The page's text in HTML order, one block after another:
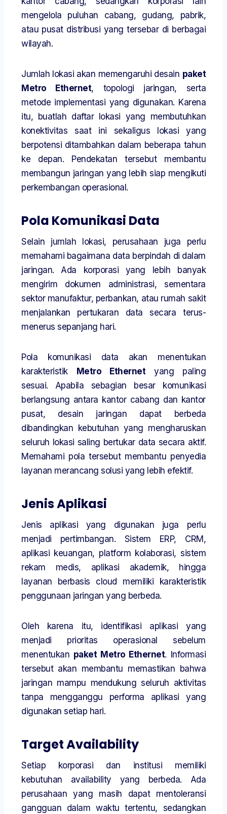
mengelola puluhan cabang, gudang, pabrik,
atau pusat distribusi yang tersebar di berbagai
wilayah.
Jumlah lokasi akan memengaruhi desain paket
Metro Ethernet, topologi jaringan, serta
metode implementasi yang digunakan. Karena
itu, buatlah daftar lokasi yang membutuhkan
konektivitas saat ini sekaligus lokasi yang
berpotensi ditambahkan dalam beberapa tahun
ke depan. Pendekatan tersebut membantu
membangun jaringan yang lebih siap mengikuti
perkembangan operasional.
Pola Komunikasi Data
Selain jumlah lokasi, perusahaan juga perlu
memahami bagaimana data berpindah di dalam
jaringan. Ada korporasi yang lebih banyak
mengirim dokumen administrasi, sementara
sektor manufaktur, perbankan, atau rumah sakit
menjalankan pertukaran data secara terus-
menerus sepanjang hari.
Pola komunikasi data akan menentukan
karakteristik
Metro Ethernetyang paling
sesuai. Apabila sebagian besar komunikasi
berlangsung antara kantor cabang dan kantor
pusat, desain jaringan dapat berbeda
dibandingkan kebutuhan yang mengharuskan
seluruh lokasi saling bertukar data secara aktif.
Memahami pola tersebut membantu penyedia
layanan merancang solusi yang lebih efektif.
Jenis Aplikasi
Jenis aplikasi yang digunakan juga perlu
menjadi pertimbangan. Sistem ERP, CRM,
aplikasi keuangan, platform kolaborasi, sistem
rekam medis, aplikasi akademik, hingga
layanan berbasis cloud memiliki karakteristik
penggunaan jaringan yang berbeda.
Oleh karena itu, identifikasi aplikasi yang
menjadi prioritas operasional sebelum
menentukan paket Metro Ethernet. Informasi
tersebut akan membantu memastikan bahwa
jaringan mampu mendukung seluruh aktivitas
tanpa mengganggu performa aplikasi yang
digunakan setiap hari.
Target Availability
Setiap korporasi dan institusi memiliki
kebutuhan availability yang berbeda. Ada
perusahaan yang masih dapat mentoleransi
gangguan dalam waktu tertentu, sedangkan